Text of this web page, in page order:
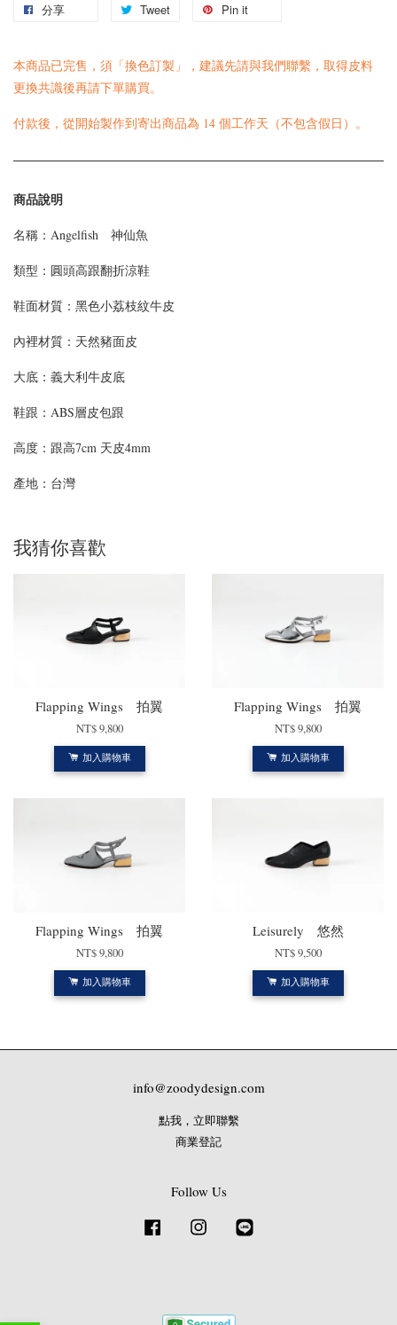
分享 Tweet Pin it
本商品已完售，須「換色訂製」，建議先請與我們聯繫 ，取得皮料
更換共識後再請下單購買。
付款後，從開始製作到寄出商品為 14 個工作天（不包含假日）。
商品說明
名稱：Angelfish 神仙魚
類型： 圓頭高跟翻折涼鞋
鞋面材質： 黑色小荔枝紋牛皮
內裡材質：天然豬面皮
大底：義大利牛皮底
鞋跟：ABS層皮包跟
高度： 跟高7cm 天皮4mm
產地：台灣
我猜你喜歡
Flapping Wings 拍翼
NT$ 9,800
加入購物車
Flapping Wings 拍翼
NT$ 9,800
加入購物車
Flapping Wings 拍翼
NT$ 9,800
加入購物車
Leisurely 悠然
NT$ 9,500
加入購物車
info@zoodydesign.com
點我，立即聯繫
商業登記
Follow Us
Facebook Instagram